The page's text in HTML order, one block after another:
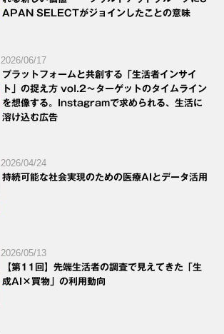
APAN SELECTがジョインしたことの意味
2026/06/17
プラットフォームと共創する「生活者インサイ
ト」の捉え方 vol.2～ターゲットのタイムライン
を想像する。Instagramで求められる、生活に
溶け込む広告
2026/04/24
持続可能な社会実現のための医療AIとデータ活用
2026/05/13
【第11回】先端生活者の調査で見えてきた「生
成AI×買物」の利用動向